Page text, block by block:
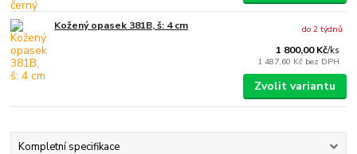
Kožený opasek 381B, š: 4 cm
1 800,00 Kč/ks
1 487,60 Kč bez DPH
do 2 týdnů
Zvolit variantu
Kompletní specifikace